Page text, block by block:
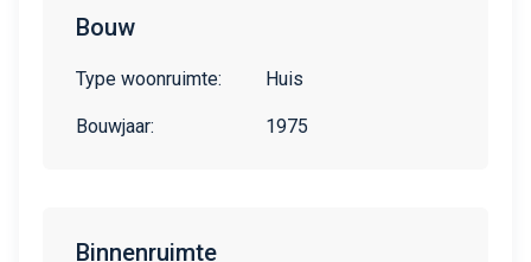
Bouw
Type woonruimte: Huis
Bouwjaar: 1975
Binnenruimte